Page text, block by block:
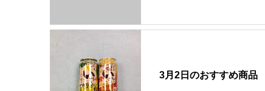
3月2日のおすすめ商品